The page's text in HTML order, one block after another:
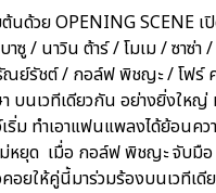
นด้วย OPENING
/ นาวิน ต้าร์ / โมเม / ซาซ่
ย์รัชต์ / กอล์ฟ พิชญะ / โฟร์
บนเวทีเดียวกัน อย่างยิ่งให
ริ่ม ทำเอาแฟนแพลงได้ย้อนค
ม่หยุด เมื่อ กอล์ฟ พิชญะ จับ
ยให้คู่นี้มาร่วมร้องบนเวทีเดี